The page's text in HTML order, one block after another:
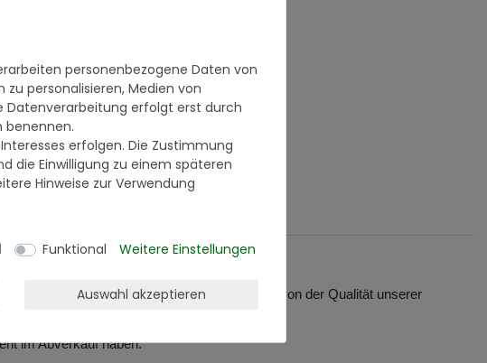
Aktion können Sie sich vollkommen risikofrei von der Qualität unserer
im Abverkauf haben.
personenbezogene Daten von
zu personalisieren, Medien von
Datenverarbeitung erfolgt erst durch
benennen.
erfolgen. Die Zustimmung
die Einwilligung zu einem späteren
Hinweise zur Verwendung
Funktional Weitere Einstellungen
Auswahl akzeptieren